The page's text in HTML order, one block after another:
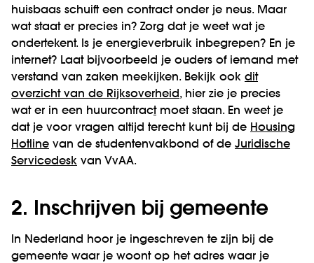
huisbaas schuift een contract onder je neus. Maar
wat staat er precies in? Zorg dat je weet wat je
ondertekent. Is je energieverbruik inbegrepen? En je
internet? Laat bijvoorbeeld je ouders of iemand met
verstand van zaken meekijken. Bekijk ook dit
overzicht van de Rijksoverheid, hier zie je precies
wat er in een huurcontractmoet staan. En weet je
dat je voor vragen altijd terecht kunt bij de Housing
Hotline van de studentenvakbond of de Juridische
Servicedesk van VvAA.
2. Inschrijven bij gemeente
In Nederland hoor je ingeschreven te zijn bij de
gemeente waar je woont op het adres waar je